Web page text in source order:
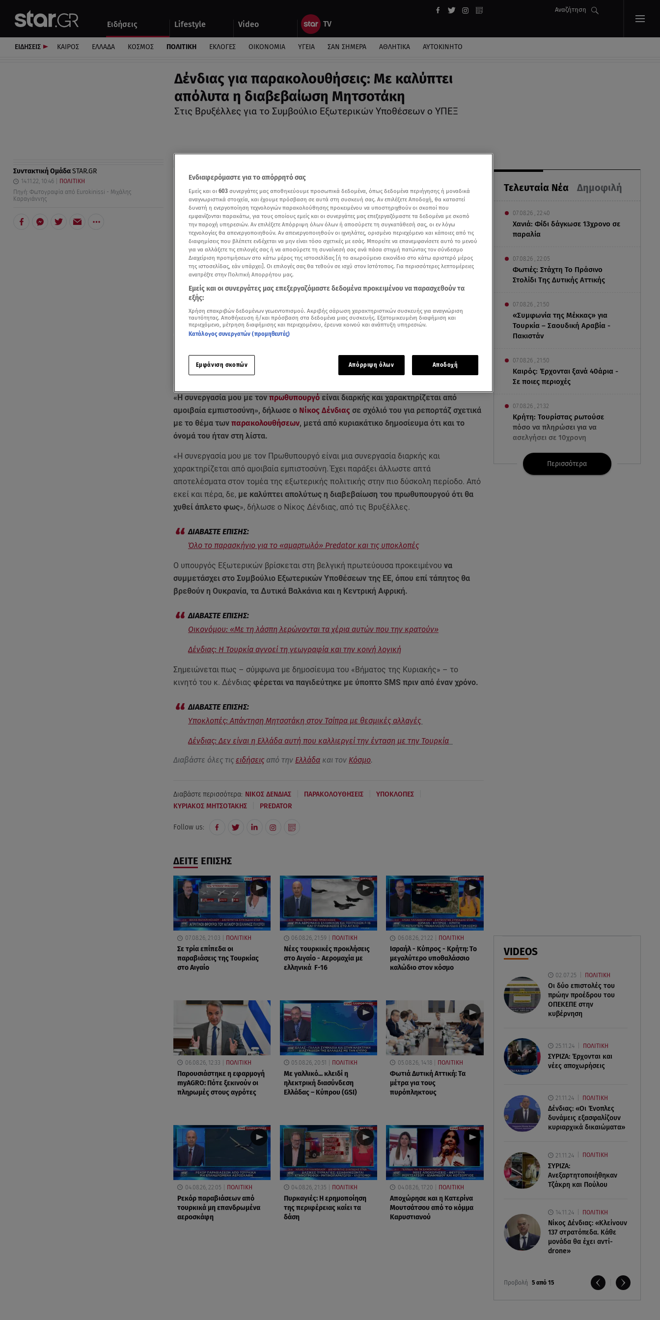
Ειδήσεις Lifestyle Video
Αναζήτηση
Αυτοκίνητο
ΕΙΔΗΣΕΙΣ ΚΑΙΡΟΣ ΕΛΛΑΔΑ ΚΟΣΜΟΣ ΠΟΛΙΤΙΚΗ ΕΚΛΟΓΕΣ ΟΙΚΟΝΟΜΙΑ ΥΓΕΙΑ ΣΑΝ ΣΗΜΕΡΑ ΑΘΛΗΤΙΚΑ ΑΥΤΟΚΙΝΗΤΟ
Δένδιας για παρακολουθήσεις: Με καλύπτει
απόλυτα η διαβεβαίωση Μητσοτάκη
Στις Βρυξέλλες για το Συμβούλιο Εξωτερικών Υποθέσεων ο ΥΠΕΞ
Τελευταία Νέα Δημοφιλή
07.08.26 , 22:40
Χανιά: Φίδι δάγκωσε 13χρονο σε
παραλία
07.08.26 , 22:05
Φωτιές: Στάχτη Το Πράσινο
Στολίδι Της Δυτικής Αττικής
07.08.26 , 21:50
«Συμφωνία της Μέκκας» για
Τουρκία – Σαουδική Αραβία -
Πακιστάν
07.08.26 , 21:50
Καιρός: Έρχονται ξανά 40άρια -
Σε ποιες περιοχές
07.08.26 , 21:32
Κρήτη: Τουρίστας ρωτούσε
πόσο να πληρώσει για να
ασελγήσει σε 10χρονη
07.08.26 , 21:17
Κλήρωση Eurojackpot
07.08.26 , 17:44
Παιδικοί σταθμοί: Πότε βγαίνουν
τα προσωρινά αποτελέσματα
Περισσότερα
VIDEOS
02.07.25 ΠΟΛΙΤΙΚΗ
Οι δύο επιστολές του
πρώην προέδρου του
ΟΠΕΚΕΠE στην
κυβέρνηση
25.11.24 ΠΟΛΙΤΙΚΗ
ΣΥΡΙΖΑ: Έρχονται και
νέες αποχωρήσεις
21.11.24 ΠΟΛΙΤΙΚΗ
Δένδιας: «Οι Ένοπλες
δυνάμεις εξασφαλίζουν
κυριαρχικά δικαιώματα»
21.11.24 ΠΟΛΙΤΙΚΗ
ΣΥΡΙΖΑ:
Ανεξαρτητοποιήθηκαν
Τζάκρη και Πούλου
14.11.24 ΠΟΛΙΤΙΚΗ
Νίκος Δένδιας: «Κλείνουν
137 στρατόπεδα. Kάθε
μονάδα θα έχει αντί-
drone»
Προβολή 5 από 15
Συντακτική ΟμάδαSTAR.GR
14.11.22, 10:46
ΠΟΛΙΤΙΚΗ
Πηγή: Φωτογραφία από Eurokinissi - Μιχάλης
Καραγιάννης
Add star.gr on Google
«Η συνεργασία μου με τον πρωθυπουργόείναι διαρκής και χαρακτηρίζεται από
αμοιβαία εμπιστοσύνη», δήλωσε ο Νίκος Δένδιαςσε σχόλιό του για ρεπορτάζ σχετικά
με το θέμα των παρακολουθήσεων, μετά από κυριακάτικο δημοσίευμα ότι και το
όνομά του ήταν στη λίστα.
«Η συνεργασία μου με τον Πρωθυπουργό είναι μια συνεργασία διαρκής και
χαρακτηρίζεται από αμοιβαία εμπιστοσύνη. Έχει παράξει άλλωστε απτά
αποτελέσματα στον τομέα της εξωτερικής πολιτικής στην πιο δύσκολη περίοδο. Από
εκεί και πέρα, δε, με καλύπτει απολύτως η διαβεβαίωση του πρωθυπουργού ότι θα
χυθεί άπλετο φως», δήλωσε ο Νίκος Δένδιας, από τις Βρυξέλλες.
Όλο το παρασκήνιο για το «αμαρτωλό» Predator και τις υποκλοπές
Ο υπουργός Εξωτερικών βρίσκεται στη βελγική πρωτεύουσα προκειμένου να
συμμετάσχει στο Συμβούλιο Εξωτερικών Υποθέσεων της ΕΕ, όπου επί τάπητος θα
βρεθούν η Ουκρανία, τα Δυτικά Βαλκάνια και η Κεντρική Αφρική.
Οικονόμου: «Με τη λάσπη λερώνονται τα χέρια αυτών που την κρατούν»
Δένδιας: Η Τουρκία αγνοεί τη γεωγραφία και την κοινή λογική
Σημειώνεται πως – σύμφωνα με δημοσίευμα του «Βήματος της Κυριακής» – το
κινητό του κ. Δένδιας φέρεται να παγιδεύτηκε με ύποπτο SMS πριν από έναν χρόνο.
Υποκλοπές: Απάντηση Μητσοτάκη στον Τσίπρα με θεσμικές αλλαγές
Δένδιας: Δεν είναι η Ελλάδα αυτή που καλλιεργεί την ένταση με την Τουρκία
Διαβάστε όλες τις ειδήσειςαπό την Ελλάδακαι τον Κόσμο.
Διαβάστε περισσότερα: ΝΙΚΟΣ ΔΕΝΔΙΑΣ ΠΑΡΑΚΟΛΟΥΘΗΣΕΙΣ ΥΠΟΚΛΟΠΕΣ
ΚΥΡΙΑΚΟΣ ΜΗΤΣΟΤΑΚΗΣ PREDATOR
Follow us:
ΔΕΙΤΕ ΕΠΙΣΗΣ
07.08.26, 21:03 ΠΟΛΙΤΙΚΗ
Σε τρία επίπεδα οι
παραβιάσεις της Τουρκίας
στο Αιγαίο
06.08.26, 21:59 ΠΟΛΙΤΙΚΗ
Νέες τουρκικές προκλήσεις
στο Αιγαίο - Αερομαχία με
ελληνικά F-16
06.08.26, 21:22 ΠΟΛΙΤΙΚΗ
Ισραήλ - Κύπρος - Κρήτη: Το
μεγαλύτερο υποθαλάσσιο
καλώδιο στον κόσμο
06.08.26, 12:33 ΠΟΛΙΤΙΚΗ
Παρουσιάστηκε η εφαρμογή
myAGRO: Πότε ξεκινούν οι
πληρωμές στους αγρότες
05.08.26, 20:51 ΠΟΛΙΤΙΚΗ
Με γαλλικό... κλειδί η
ηλεκτρική διασύνδεση
Ελλάδας – Κύπρου (GSI)
05.08.26, 14:18 ΠΟΛΙΤΙΚΗ
Φωτιά Δυτική Αττική: Τα
μέτρα για τους
πυρόπληκτους
04.08.26, 22:05 ΠΟΛΙΤΙΚΗ
Ρεκόρ παραβιάσεων από
τουρκικά μη επανδρωμένα
αεροσκάφη
04.08.26, 21:35 ΠΟΛΙΤΙΚΗ
Πυρκαγιές: Η ερημοποίηση
της περιφέρειας καίει τα
δάση
04.08.26, 17:20 ΠΟΛΙΤΙΚΗ
Αποχώρησε και η Κατερίνα
Μουτσάτσου από το κόμμα
Καρυστιανού
Ενδιαφερόμαστε για το απόρρητό σας
Εμείς και οι 603 συνεργάτες μας αποθηκεύουμε προσωπικά δεδομένα, όπως δεδομένα περιήγησης ή μοναδικά
αναγνωριστικά στοιχεία, και έχουμε πρόσβαση σε αυτά στη συσκευή σας. Αν επιλέξετε Αποδοχή, θα καταστεί
δυνατή η ενεργοποίηση τεχνολογιών παρακολούθησης προκειμένου να υποστηριχθούν οι σκοποί που
εμφανίζονται παρακάτω, για τους οποίους εμείς και οι συνεργάτες μας επεξεργαζόμαστε τα δεδομένα με σκοπό
την παροχή υπηρεσιών. Αν επιλέξετε Απόρριψη όλων όλων ή αποσύρετε τη συγκατάθεσή σας, οι εν λόγω
τεχνολογίες θα απενεργοποιηθούν. Αν απενεργοποιηθούν οι ιχνηλάτες, ορισμένο περιεχόμενο και κάποιες από τις
διαφημίσεις που βλέπετε ενδέχεται να μην είναι τόσο σχετικές με εσάς. Μπορείτε να επανεμφανίσετε αυτό το μενού
για να αλλάξετε τις επιλογές σας ή να αποσύρετε τη συναίνεσή σας ανά πάσα στιγμή πατώντας τον σύνδεσμο
Διαχείριση προτιμήσεων στο κάτω μέρος της ιστοσελίδας [ή το αιωρούμενο εικονίδιο στο κάτω αριστερό μέρος
της ιστοσελίδας, εάν υπάρχει]. Οι επιλογές σας θα τεθούν σε ισχύ στον Ιστότοπος. Για περισσότερες λεπτομέρειες
ανατρέξτε στην Πολιτική Απορρήτου μας.
Εμείς και οι συνεργάτες μας επεξεργαζόμαστε δεδομένα προκειμένου να παρασχεθούν τα
εξής:
Χρήση επακριβών δεδομένων γεωεντοπισμού. Ακριβής σάρωση χαρακτηριστικών συσκευής για αναγνώριση
ταυτότητας. Αποθήκευση ή/και πρόσβαση στα δεδομένα μιας συσκευής. Εξατομικευμένη διαφήμιση και
περιεχόμενο, μέτρηση διαφήμισης και περιεχομένου, έρευνα κοινού και ανάπτυξη υπηρεσιών.
Κατάλογος συνεργατών (προμηθευτές)
Εμφάνιση σκοπών Απόρριψη όλων Αποδοχή